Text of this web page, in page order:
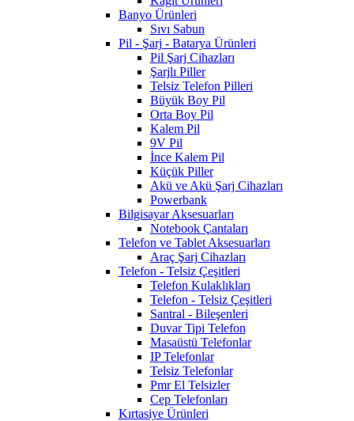
Banyo Ürünleri
Sıvı Sabun
Pil - Şarj - Batarya Ürünleri
Pil Şarj Cihazları
Şarjlı Piller
Telsiz Telefon Pilleri
Büyük Boy Pil
Orta Boy Pil
Kalem Pil
9V Pil
İnce Kalem Pil
Küçük Piller
Akü ve Akü Şarj Cihazları
Powerbank
Bilgisayar Aksesuarları
Notebook Çantaları
Telefon ve Tablet Aksesuarları
Araç Şarj Cihazları
Telefon - Telsiz Çeşitleri
Telefon Kulaklıkları
Telefon - Telsiz Çeşitleri
Santral - Bileşenleri
Duvar Tipi Telefon
Masaüstü Telefonlar
IP Telefonlar
Telsiz Telefonlar
Pmr El Telsizler
Cep Telefonları
Kırtasiye Ürünleri